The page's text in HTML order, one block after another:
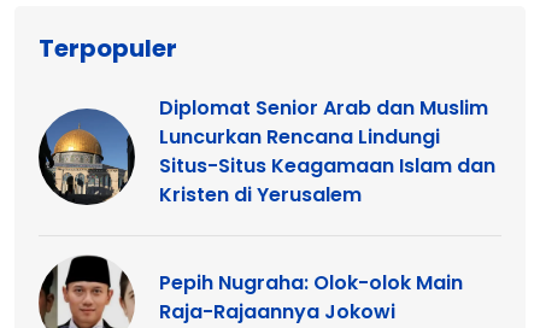
Terpopuler
Diplomat Senior Arab dan Muslim
Luncurkan Rencana Lindungi
Situs-Situs Keagamaan Islam dan
Kristen di Yerusalem
Pepih Nugraha: Olok-olok Main
Raja-Rajaannya Jokowi